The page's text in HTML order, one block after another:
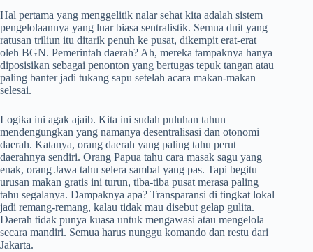
Hal pertama yang menggelitik nalar sehat kita adalah sistem
pengelolaannya yang luar biasa sentralistik. Semua duit yang
ratusan triliun itu ditarik penuh ke pusat, dikempit erat-erat
oleh BGN. Pemerintah daerah? Ah, mereka tampaknya hanya
diposisikan sebagai penonton yang bertugas tepuk tangan atau
paling banter jadi tukang sapu setelah acara makan-makan
selesai.
Logika ini agak ajaib. Kita ini sudah puluhan tahun
mendengungkan yang namanya desentralisasi dan otonomi
daerah. Katanya, orang daerah yang paling tahu perut
daerahnya sendiri. Orang Papua tahu cara masak sagu yang
enak, orang Jawa tahu selera sambal yang pas. Tapi begitu
urusan makan gratis ini turun, tiba-tiba pusat merasa paling
tahu segalanya. Dampaknya apa? Transparansi di tingkat lokal
jadi remang-remang, kalau tidak mau disebut gelap gulita.
Daerah tidak punya kuasa untuk mengawasi atau mengelola
secara mandiri. Semua harus nunggu komando dan restu dari
Jakarta.